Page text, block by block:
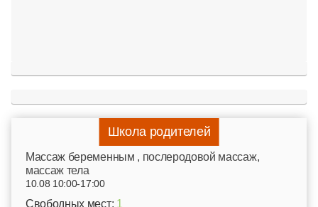
Школа родителей
Mассаж беременным , послеродовой массаж,
массаж тела
10.08 10:00-17:00
Свободных мест: 1